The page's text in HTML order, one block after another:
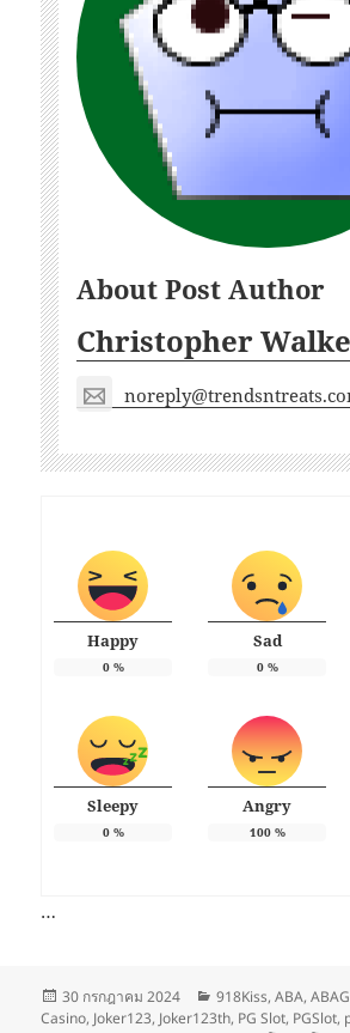
About Post Author
Christopher
Happy
0%
Sad
0%
Sleepy
0%
Angry
100%
…
เขียน
เมื่อ
30 กรกฎาคม 2024
หมวด
หมู่
918Kiss,ABA,
Casino, Joker123, Joker123th, PG Slot, PGSlot,